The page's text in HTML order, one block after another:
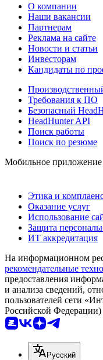
О компании
Наши вакансии
Партнерам
Реклама на сайте
Новости и статьи
Инвесторам
Кандидаты по
Требования к ПО
Безопасный
HeadHunter API
Поиск работы
Поиск по резюме
Мобильное приложение
Этика и
Оказание услуг
Использование
Защита
ИТ аккредитация
На информационном
рекомендательные
предоставления
и анализа сведений,
пользователей сети
Российской Федерации)
Русский